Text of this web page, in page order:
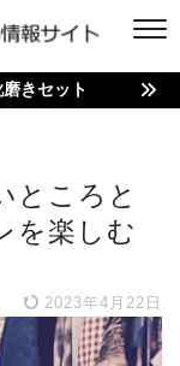
きセット
ところと
を楽しむ
2023年4月22日